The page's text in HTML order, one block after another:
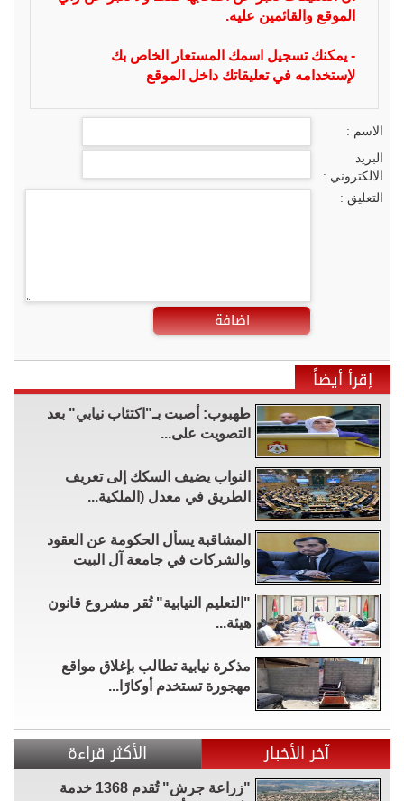
الموقع والقائمين عليه.
- يمكنك تسجيل اسمك المستعار الخاص بك
لإستخدامه في تعليقاتك داخل الموقع
الاسم :
البريد
الالكتروني :
التعليق :
اضافة
إقرأ أيضاً
طهبوب: أُصبت بـ"اكتئاب نيابي" بعد
التصويت على...
النواب يضيف السكك إلى تعريف
الطريق في معدل (الملكية...
المشاقبة يسأل الحكومة عن العقود
والشركات في جامعة آل البيت
"التعليم النيابية" تُقر مشروع قانون
هيئة...
مذكرة نيابية تطالب بإغلاق مواقع
مهجورة تستخدم أوكارًا...
آخر الأخبار الأكثر قراءة
"زراعة جرش" تُقدم 1368 خدمة